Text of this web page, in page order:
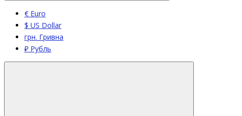
€ Euro
$ US Dollar
грн. Гривна
₽ Рубль